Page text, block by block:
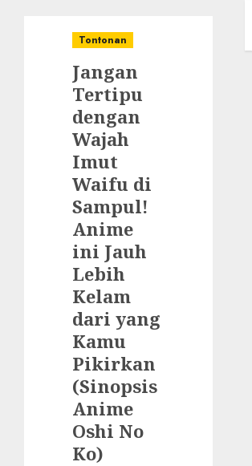
Tontonan
Jangan
Tertipu
dengan
Wajah
Imut
Waifu di
Sampul!
Anime
ini Jauh
Lebih
Kelam
dari yang
Kamu
Pikirkan
(Sinopsis
Anime
Oshi No
Ko)